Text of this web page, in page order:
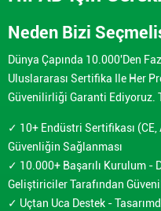
Neden Bizi
Dünya Çapında 10.000'den
Uluslararası Sertifika Ile Her
Güvenilirliği Garanti Ediyoruz.
✓ 10+ Endüstri Sertifikası (CE,
Güvenliğin Sağlanması
✓ 10.000+ Başarılı Kurulum -
Geliştiriciler Tarafından
✓ Uçtan Uca Destek -